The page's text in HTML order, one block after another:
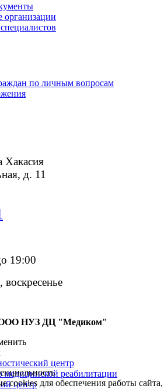
по личным вопросам
Хакасия
д. 11
19:00
НУЗ ДЦ "Медиком"
центр
медицинской реабилитации
центрдля обеспечения работы сайта,